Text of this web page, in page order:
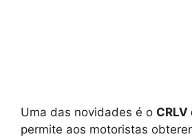
Uma das novidades é o
permite aos motoristas